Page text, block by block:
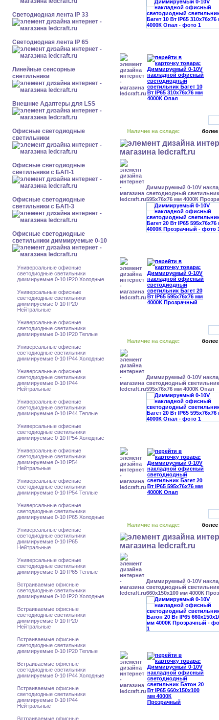
Светодиодная лента IP 33
Светодиодная лента IP 65
Линейные сенсорные
светильники
Внешние Адаптеры для LSS
Офисные светодиодные
светильники
Офисные светодиодные
светильники с БАП-1
Офисные светодиодные
светильники с БАП-3
Офисные светодиодные
светильники диммируемые 0-10
Универсальные офисные
светодиодные светильники
диммируемые 0-10 IP20 Холодные
Универсальные офисные
светодиодные светильники
диммируемые 0-10 IP20
Нейтральные
Универсальные офисные
светодиодные светильники
диммируемые 0-10 IP20 Теплые
Универсальные офисные
светодиодные светильники
диммируемые 0-10 IP44 Холодные
Универсальные офисные
светодиодные светильники
диммируемые 0-10 IP44
Нейтральные
Универсальные офисные
светодиодные светильники
диммируемые 0-10 IP44 Теплые
Универсальные офисные
светодиодные светильники
диммируемые 0-10 IP54 Холодные
Универсальные офисные
светодиодные светильники
диммируемые 0-10 IP54
Нейтральные
Универсальные офисные
светодиодные светильники
диммируемые 0-10 IP54 Теплые
Универсальные офисные
светодиодные светильники
диммируемые 0-10 IP65 Холодные
Универсальные офисные
светодиодные светильники
диммируемые 0-10 IP65
Нейтральные
Универсальные офисные
светодиодные светильники
диммируемые 0-10 IP65 Теплые
Встраиваемые офисные
светодиодные светильники
диммируемые 0-10 IP20 Холодные
Встраиваемые офисные
светодиодные светильники
диммируемые 0-10 IP20
Нейтральные
Встраиваемые офисные
светодиодные светильники
диммируемые 0-10 IP20 Теплые
Встраиваемые офисные
светодиодные светильники
диммируемые 0-10 IP44 Холодные
Встраиваемые офисные
светодиодные светильники
диммируемые 0-10 IP44
Нейтральные
Встраиваемые офисные
Наличие на складе: более
Диммируемый 0-10V
светодиодный светильник
595x76x76 мм 4000К
Наличие на складе: более
Диммируемый 0-10V
светодиодный светильник
595x76x76 мм 4000К Опал
Наличие на складе: более
Диммируемый 0-10V
светодиодный
660x150x100 мм 4000К